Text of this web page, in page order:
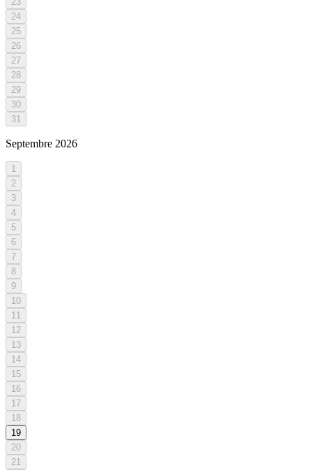
24
25
26
27
28
29
30
31
Septembre 2026
1
2
3
4
5
6
7
8
9
10
11
12
13
14
15
16
17
18
19
20
21